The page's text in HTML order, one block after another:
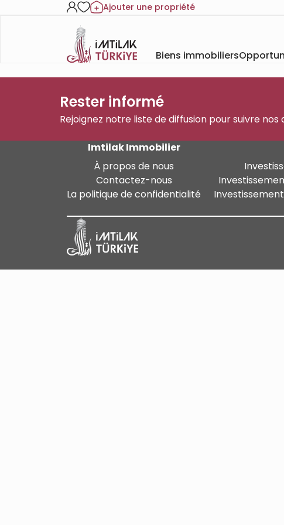
Ajouter une propriété
Biens immobiliers
Rester informé
Rejoignez notre liste de diffusion pour suivre
Imtilak Immobilier
À propos de nous
Contactez-nous
La politique de confidentialité